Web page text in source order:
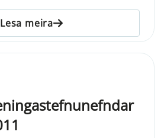
Lesa meira